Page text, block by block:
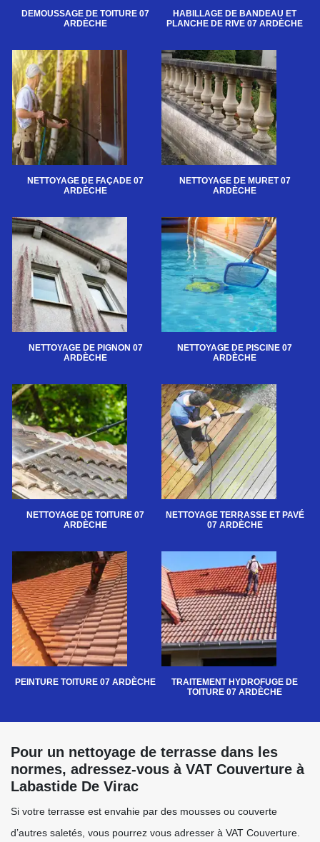
DEMOUSSAGE DE TOITURE 07
ARDÈCHE
HABILLAGE DE BANDEAU ET
PLANCHE DE RIVE 07 ARDÈCHE
NETTOYAGE DE FAÇADE 07
ARDÈCHE
NETTOYAGE DE MURET 07
ARDÈCHE
NETTOYAGE DE PIGNON 07
ARDÈCHE
NETTOYAGE DE PISCINE 07
ARDÈCHE
NETTOYAGE DE TOITURE 07
ARDÈCHE
NETTOYAGE TERRASSE ET PAVÉ
07 ARDÈCHE
PEINTURE TOITURE 07 ARDÈCHE
TRAITEMENT HYDROFUGE DE
TOITURE 07 ARDÈCHE
Pour un nettoyage de terrasse dans les
normes, adressez-vous à VAT Couverture à
Labastide De Virac
Si votre terrasse est envahie par des mousses ou couverte
d’autres saletés, vous pourrez vous adresser à VAT Couverture.